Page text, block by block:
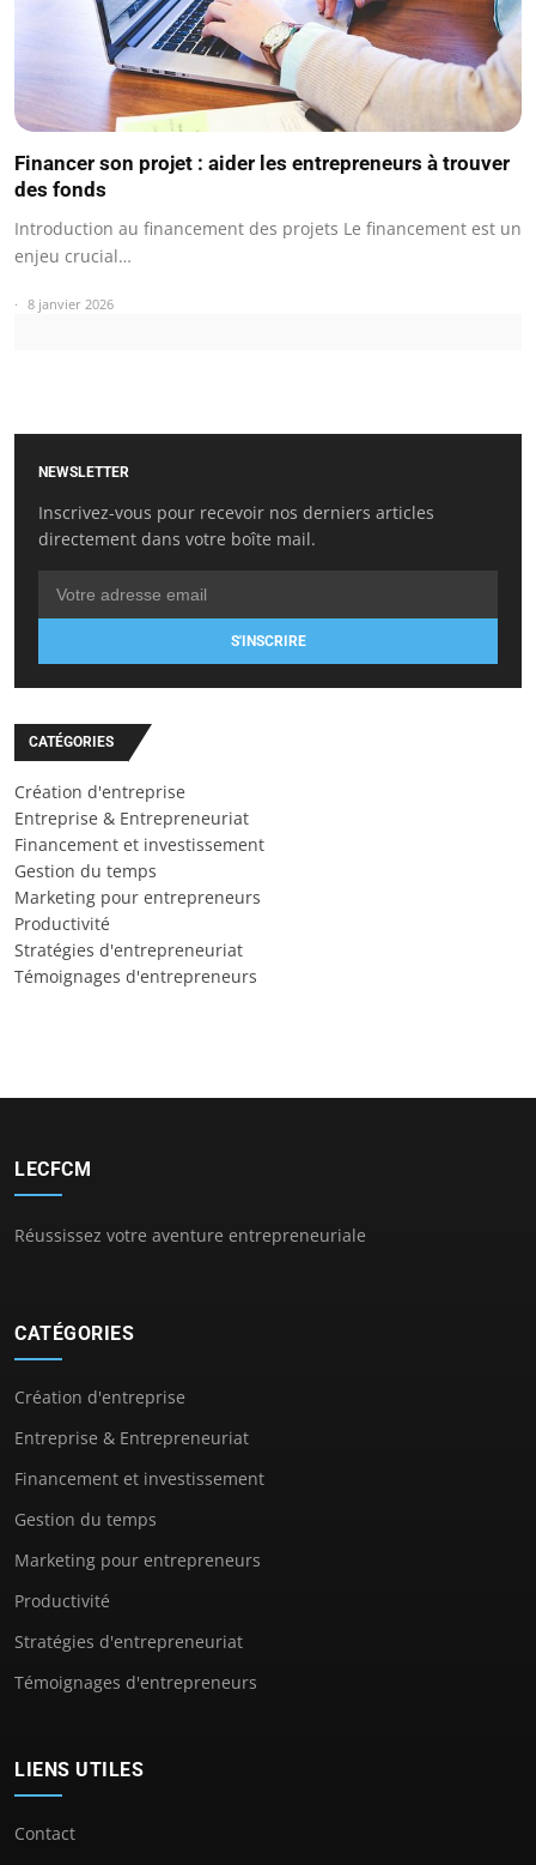
Financer son projet : aider les entrepreneurs à trouver
des fonds
Introduction au financement des projets Le financement est un
enjeu crucial…
8 janvier 2026
NEWSLETTER
Inscrivez-vous pour recevoir nos derniers articles
directement dans votre boîte mail.
S'INSCRIRE
CATÉGORIES
Création d'entreprise
Entreprise & Entrepreneuriat
Financement et investissement
Gestion du temps
Marketing pour entrepreneurs
Productivité
Stratégies d'entrepreneuriat
Témoignages d'entrepreneurs
LECFCM
Réussissez votre aventure entrepreneuriale
CATÉGORIES
Création d'entreprise
Entreprise & Entrepreneuriat
Financement et investissement
Gestion du temps
Marketing pour entrepreneurs
Productivité
Stratégies d'entrepreneuriat
Témoignages d'entrepreneurs
LIENS UTILES
Contact